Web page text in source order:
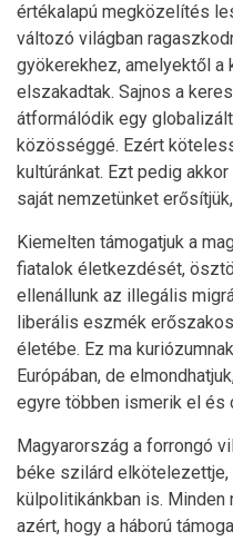
értékalapú megközelítés
változó világban
gyökerekhez, amelyektől a
elszakadtak. Sajnos a
átformálódik egy
közösséggé. Ezért
kultúránkat. Ezt pedig
saját nemzetünket
Kiemelten támogatjuk a
fiatalok életkezdését,
ellenállunk az illegális
liberális eszmék
életébe. Ez ma
Európában, de
egyre többen ismerik el és
Magyarország a forrongó
béke szilárd
külpolitikánkban is.
azért, hogy a háború